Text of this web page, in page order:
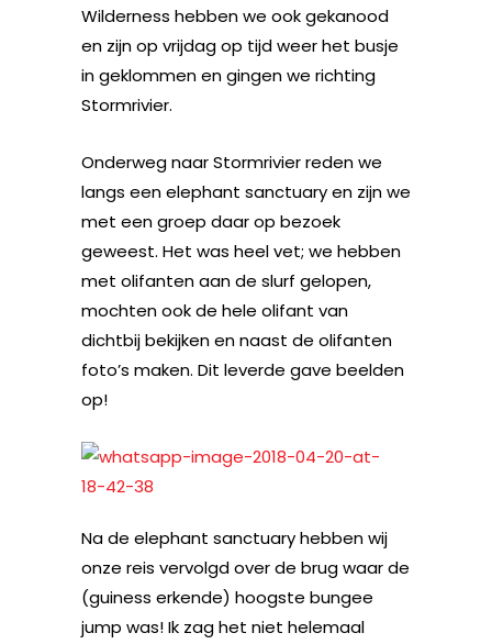
Wilderness hebben we ook gekanood
en zijn op vrijdag op tijd weer het busje
in geklommen en gingen we richting
Stormrivier.
Onderweg naar Stormrivier reden we
langs een elephant sanctuary en zijn we
met een groep daar op bezoek
geweest. Het was heel vet; we hebben
met olifanten aan de slurf gelopen,
mochten ook de hele olifant van
dichtbij bekijken en naast de olifanten
foto’s maken. Dit leverde gave beelden
op!
Na de elephant sanctuary hebben wij
onze reis vervolgd over de brug waar de
(guiness erkende) hoogste bungee
jump was! Ik zag het niet helemaal